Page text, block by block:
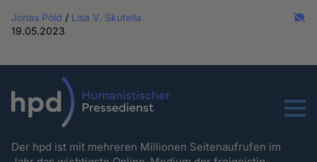
Jonas Pöld / Lisa V. Skutella
19.05.2023
Menu
Der hpd ist mit mehreren Millionen Seitenaufrufen im